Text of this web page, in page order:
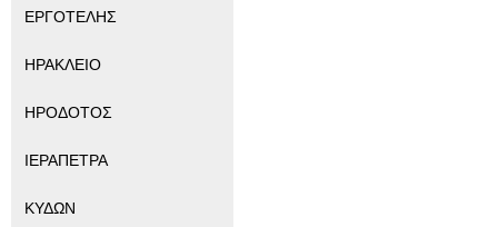
ΕΡΓΟΤΕΛΗΣ
ΗΡΑΚΛΕΙΟ
ΗΡΟΔΟΤΟΣ
ΙΕΡΑΠΕΤΡΑ
ΚΥΔΩΝ